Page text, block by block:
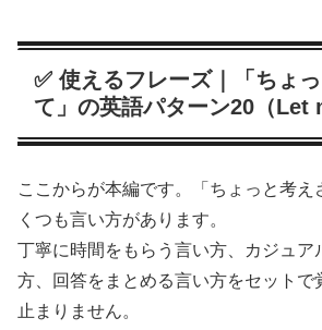
✅ 使えるフレーズ｜「ちょ
て」の英語パターン20（Let
ここからが本編です。「ちょっと考え
くつも言い方があります。
丁寧に時間をもらう言い方、カジュア
方、回答をまとめる言い方をセットで
止まりません。